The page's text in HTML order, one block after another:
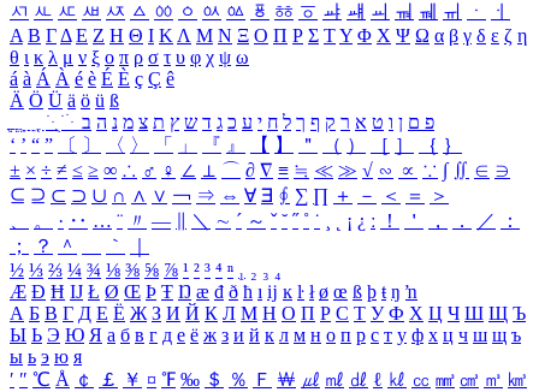
ㅺ ㅻ ㅼ ㅽ ㅾ ㅿ ㆀ ㆁ ㆂ ㆃ ㆄ ㆅ ㆆ ㆇ ㆈ ㆉ ㆊ ㆋ ㆌ ㆍ
ㆎ
Α Β ΓΔ Ε Ζ Η Θ Ι ΚΛ Μ Ν Ξ Ο Π Ρ Σ ΤΥ Φ Χ Ψ Ω α β γ δ ε ζ η
θ ι κ λ μ ν ξ ο π ρ σ τ υ φ χ ψ ω
á à Á À é è É È ç Ç ê
Ä Ö Ü ä ö ü ß
ִֶֹ ֻּ ׁׂ פ ם ן ו ט א ר ק ף ך ל ח י ע כ ג ד ש ץ ת צ מ נ ה ב
‘ ’ “ ” 〔 〕 〈 〉 「 」 『 』 【 】 ＂ （ ） ［ ］ ｛ ｝
± × ÷ ≠ ≤ ≥ ∞ ∴ ♂ ♀ ∠ ⊥ ⌒ ∂ ∇ ≡ ≒ ≪ ≫ √ ∽ ∝ ∵ ∫ ∬ ∈ ∋
⊆ ⊇ ⊂ ⊃ ∪ ∩ ∧ ∨ ￢ ⇒ ⇔ ∀ ∃ ∮ ∑ ∏ ＋ － ＜ ＝
＞
、
。 · ‥ … ¨ 〃 ― ＼ ∼ ´ ～ ˇ ˘ ˝ ˚ ˙ ¸ ¡ ¿ ː ！ ＇ ， ． ／
：
；
？ ＾ ｀
½ ⅓ ⅔ ¼ ¾ ⅛ ⅜ ⅝ ⅞ ¹ ² ³ ⁴ ⁿ ₁ ₂ ₃ ₄
Æ Ð Ħ Ĳ Ł Ø Œ Þ Ŧ Ŋ æ đ ð ħ ı ĳ ĸ ŀ ł ø œ ß þ ŧ ŋ ŉ
А Б В Г Д Е Ё Ж З И Й К Л М Н О П Р С Т У Ф Х Ц Ч Ш Щ Ъ
Ы Ь Э Ю Я а б в г д е ё ж з и й к л м н о п р с т у ф х ц ч ш щ ъ
ы ь э ю я
′ ″ ℃ Å ￠ ￡ ￥ ¤ ℉ ‰ ＄ ％ Ｆ ￦ ㎕ ㎖ ㎗ ℓ ㎘ ㏄ ㎣ ㎤ ㎥ ㎦